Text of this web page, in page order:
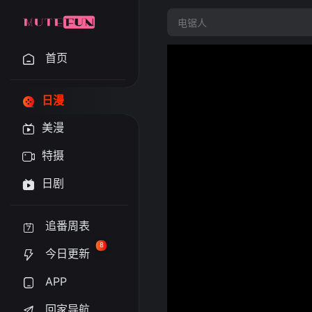
首页
日漫
美漫
特摄
日剧
追番周表
今日更新
8
APP
回家导航